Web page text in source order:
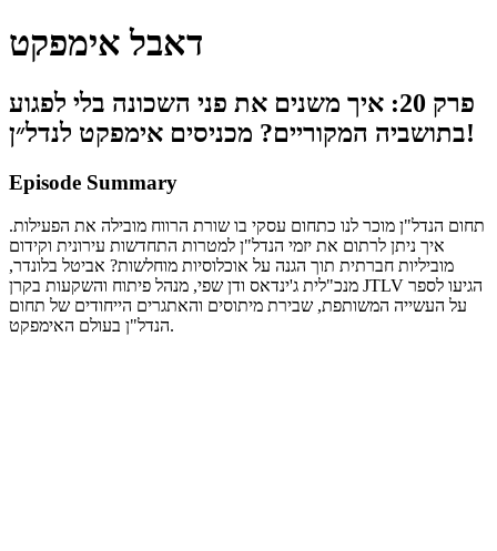
דאבל אימפקט
פרק 20: איך משנים את פני השכונה בלי לפגוע
בתושביה המקוריים? מכניסים אימפקט לנדל״ן!
Episode Summary
תחום הנדל"ן מוכר לנו כתחום עסקי בו שורת הרווח מובילה את הפעילות.
איך ניתן לרתום את יזמי הנדל"ן למטרות התחדשות עירונית וקידום
מוביליות חברתית תוך הגנה על אוכלוסיות מוחלשות? אביטל בלונדר,
מנכ"לית ג'ינדאס ודן שפי, מנהל פיתוח והשקעות בקרן JTLV הגיעו לספר
על העשייה המשותפת, שבירת מיתוסים והאתגרים הייחודים של תחום
הנדל"ן בעולם האימפקט.